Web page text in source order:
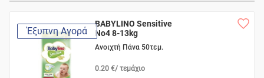
Έξυπνη Αγορά
BABYLINO Sensitive
No4 8-13kg
Ανοιχτή Πάνα 50τεμ.
0.20 €/ τεμάχιο